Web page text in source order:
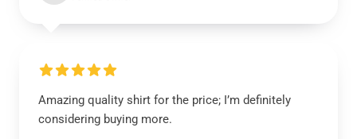
Amazing quality shirt for the price; I’m definitely
considering buying more.